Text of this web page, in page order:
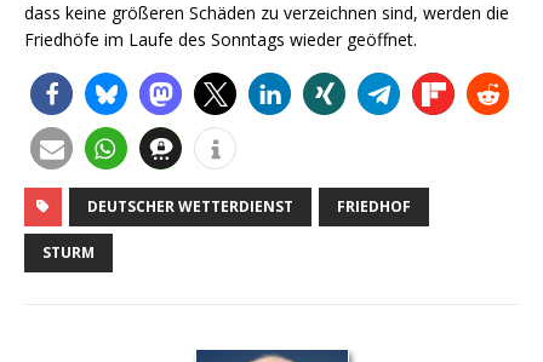
dass keine größeren Schäden zu verzeichnen sind, werden die
Friedhöfe im Laufe des Sonntags wieder geöffnet.
DEUTSCHER WETTERDIENST FRIEDHOF
STURM